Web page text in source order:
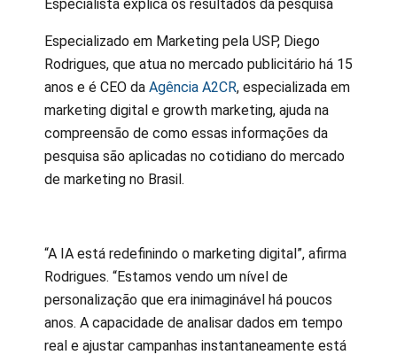
Especialista explica os resultados da pesquisa
Especializado em Marketing pela USP, Diego
Rodrigues, que atua no mercado publicitário há 15
anos e é CEO da Agência A2CR, especializada em
marketing digital e growth marketing, ajuda na
compreensão de como essas informações da
pesquisa são aplicadas no cotidiano do mercado
de marketing no Brasil.
“A IA está redefinindo o marketing digital”, afirma
Rodrigues. “Estamos vendo um nível de
personalização que era inimaginável há poucos
anos. A capacidade de analisar dados em tempo
real e ajustar campanhas instantaneamente está